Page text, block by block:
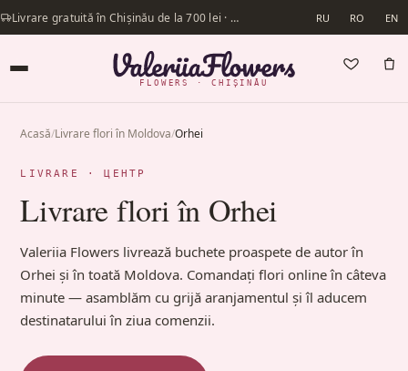
Livrare gratuită în Chișinău de la 700 lei · Livrăm în aceeași zi RU RO EN
FLOWERS · CHIȘINĂU
Acasă/Livrare flori în Moldova/Orhei
LIVRARE · ЦЕНТР
Livrare flori în Orhei
Valeriia Flowers livrează buchete proaspete de autor în
Orhei și în toată Moldova. Comandați flori online în câteva
minute — asamblăm cu grijă aranjamentul și îl aducem
destinatarului în ziua comenzii.